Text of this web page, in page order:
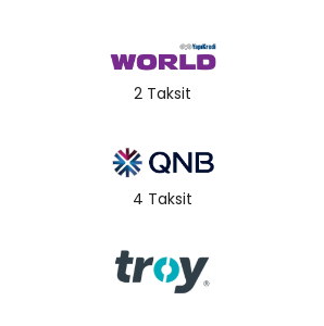
2 Taksit
4 Taksit